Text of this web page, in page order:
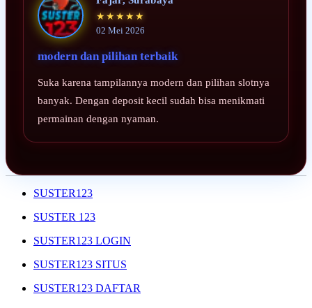
★★★★★
02 Mei 2026
modern dan pilihan terbaik
Suka karena tampilannya modern dan pilihan slotnya
banyak. Dengan deposit kecil sudah bisa menikmati
permainan dengan nyaman.
SUSTER123
SUSTER 123
SUSTER123 LOGIN
SUSTER123 SITUS
SUSTER123 DAFTAR